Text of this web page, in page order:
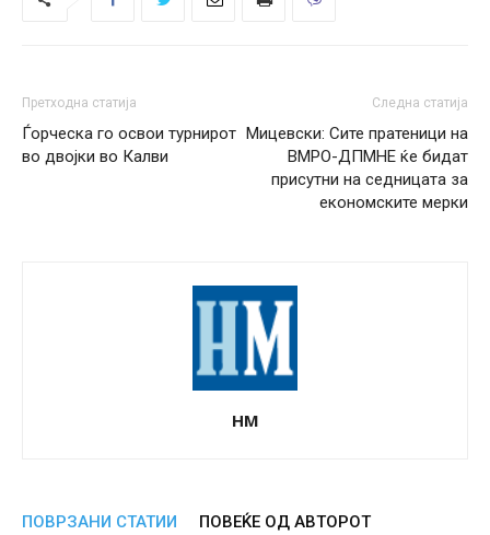
Претходна статија
Ѓорческа го освои турнирот
во двојки во Калви
Следна статија
Мицевски: Сите пратеници на
ВМРО-ДПМНЕ ќе бидат
присутни на седницата за
економските мерки
НМ
ПОВРЗАНИ СТАТИИ ПОВЕЌЕ ОД АВТОРОТ